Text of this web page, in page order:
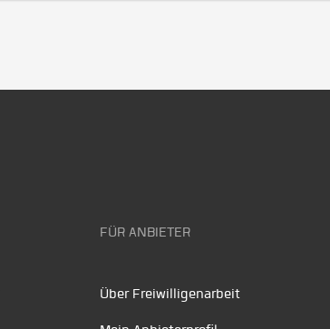
FÜR ANBIETER
Über Freiwilligenarbeit